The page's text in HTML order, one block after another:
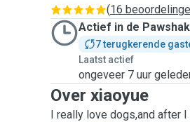
(16
Actief in de
7 terugkerende
Laatst actief
ongeveer 7 uur
Over xiaoyue
I really love dogs,and after I